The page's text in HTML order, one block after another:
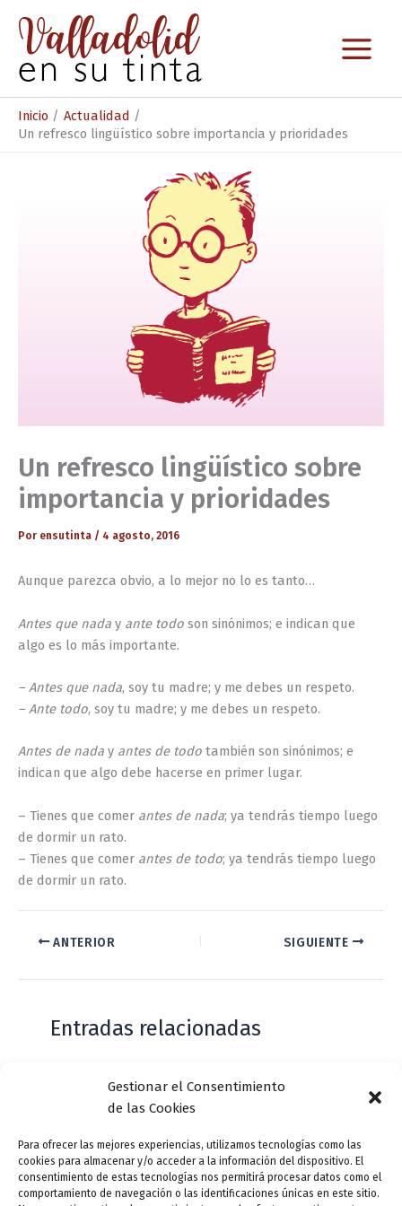
Gestionar el Consentimiento
de las Cookies
Para ofrecer las mejores experiencias, utilizamos tecnologías como las
cookies para almacenar y/o acceder a la información del dispositivo. El
consentimiento de estas tecnologías nos permitirá procesar datos como el
comportamiento de navegación o las identificaciones únicas en este sitio.
contenido
Inicio
Actualidad
Un refresco lingüístico sobre importancia y prioridades
Un refresco lingüístico sobre
importancia y prioridades
Por ensutinta / 4 agosto, 2016
Aunque parezca obvio, a lo mejor no lo es tanto…
Antes que nada y ante todo son sinónimos; e indican que
algo es lo más importante.
– Antes que nada, soy tu madre; y me debes un respeto.
– Ante todo, soy tu madre; y me debes un respeto.
Antes de nada y antes de todo también son sinónimos; e
indican que algo debe hacerse en primer lugar.
– Tienes que comer antes de nada; ya tendrás tiempo luego
de dormir un rato.
– Tienes que comer antes de todo; ya tendrás tiempo luego
de dormir un rato.
ANTERIOR SIGUIENTE
Entradas relacionadas
Casa de Zorrilla conmemorarán el 168
aniversario del estreno de Don Juan
Tenorio
Deja un comentario /Actualidad/ PorVLLensutinta